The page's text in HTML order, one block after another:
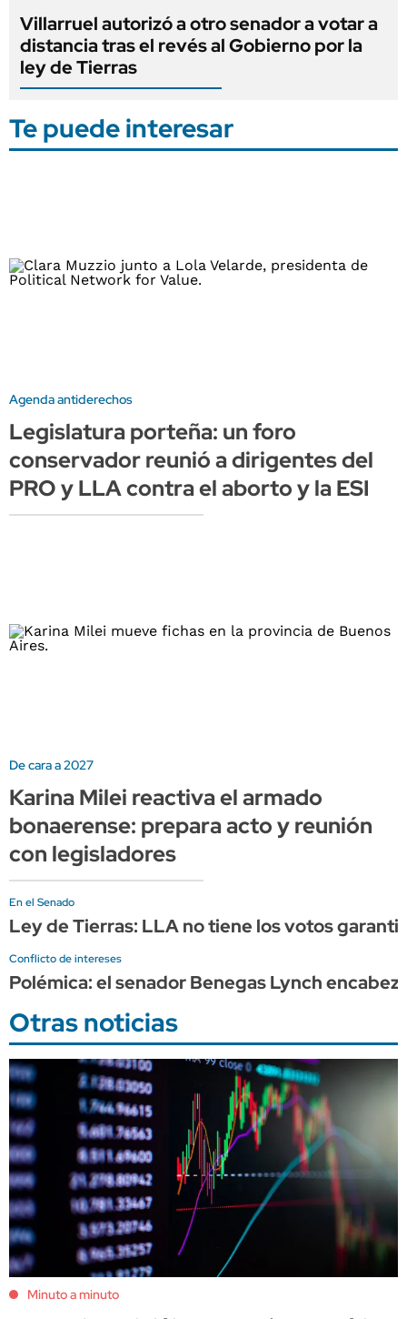
Villarruel autorizó a otro senador a votar a
distancia tras el revés al Gobierno por la
ley de Tierras
Te puede interesar
Agenda antiderechos
Legislatura porteña: un foro
conservador reunió a dirigentes del
PRO y LLA contra el aborto y la ESI
De cara a 2027
Karina Milei reactiva el armado
bonaerense: prepara acto y reunión
con legisladores
En el Senado
Ley de Tierras: LLA no tiene los votos
Conflicto de intereses
Polémica: el senador Benegas Lynch
Otras noticias
Minuto a minuto